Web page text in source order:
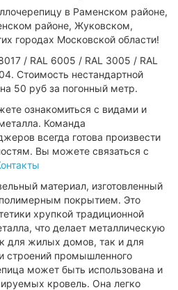
в Раменском районе,
районе, Жуковском,
городах Московской области!
/ RAL 6005 / RAL 3005 / RAL
Стоимость нестандартной
50 руб за погонный метр.
ознакомиться с видами и
Команда
всегда готова произвести
Вы можете связаться с
материал, изготовленный
покрытием. Это
хрупкой традиционной
что делает металлическую
для жилых домов, так и для
строений промышленного
может быть использована и
кровель. Она легко